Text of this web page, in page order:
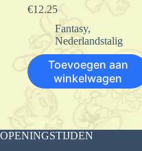
€12.25
Fantasy,
Nederlandstalig
Toevoegen aan
winkelwagen
OPENINGSTIJDEN